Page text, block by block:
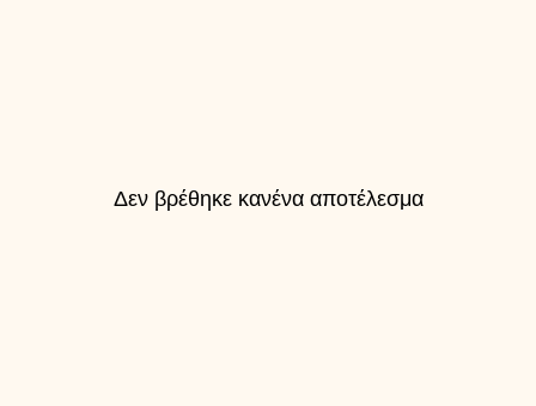
Δεν βρέθηκε κανένα αποτέλεσμα